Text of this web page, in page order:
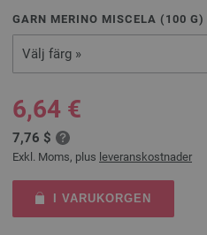
GARN MERINO MISCELA ( 100 G)
Välj färg »
6,64 €
7,76 $
Exkl. Moms, plus leveranskostnader
I VARUKORGEN